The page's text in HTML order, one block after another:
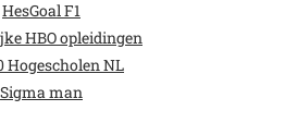
HesGoal F1
HBO opleidingen
Hogescholen NL
Sigma man